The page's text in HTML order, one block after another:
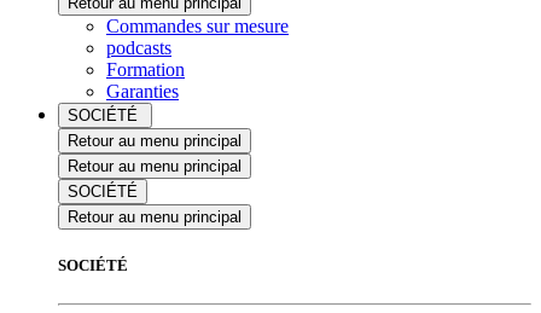
Commandes sur mesure
podcasts
Formation
Garanties
SOCIÉTÉ
Retour au menu principal
Retour au menu principal
SOCIÉTÉ
Retour au menu principal
SOCIÉTÉ